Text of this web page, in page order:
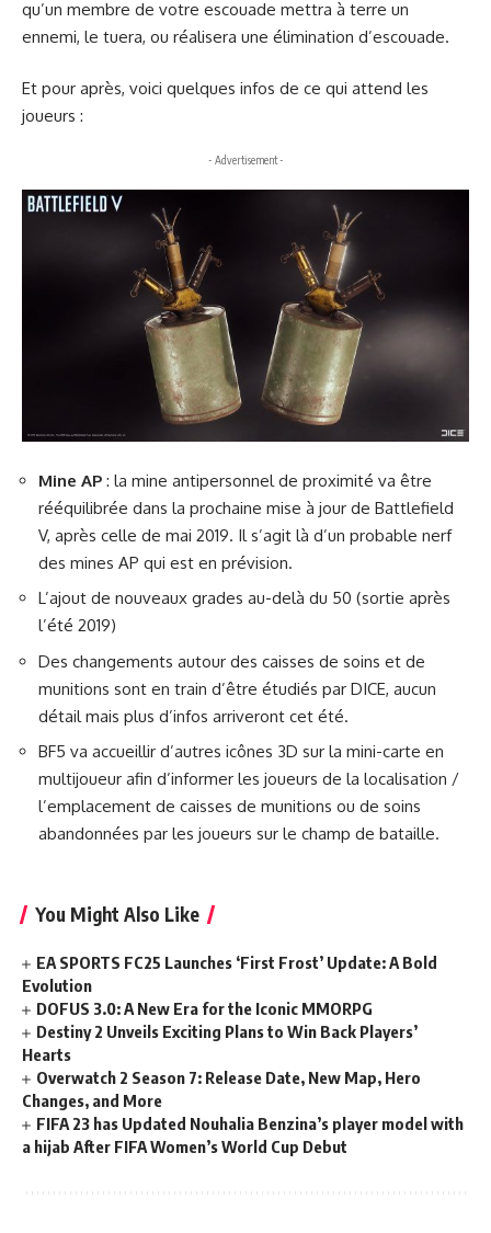
qu’un membre de votre escouade mettra à terre un
ennemi, le tuera, ou réalisera une élimination d’escouade.
Et pour après, voici quelques infos de ce qui attend les
joueurs :
- Advertisement -
Mine AP : la mine antipersonnel de proximité va être
rééquilibrée dans la prochaine mise à jour de Battlefield
V, après celle de mai 2019. Il s’agit là d’un probable nerf
des mines AP qui est en prévision.
L’ajout de nouveaux grades au-delà du 50 (sortie après
l’été 2019)
Des changements autour des caisses de soins et de
munitions sont en train d’être étudiés par DICE, aucun
détail mais plus d’infos arriveront cet été.
BF5 va accueillir d’autres icônes 3D sur la mini-carte en
multijoueur afin d’informer les joueurs de la localisation /
l’emplacement de caisses de munitions ou de soins
abandonnées par les joueurs sur le champ de bataille.
You Might Also Like
EA SPORTS FC25 Launches ‘First Frost’ Update: A Bold
Evolution
DOFUS 3.0: A New Era for the Iconic MMORPG
Destiny 2 Unveils Exciting Plans to Win Back Players’
Hearts
Overwatch 2 Season 7: Release Date, New Map, Hero
Changes, and More
FIFA 23 has Updated Nouhalia Benzina’s player model with
a hijab After FIFA Women’s World Cup Debut